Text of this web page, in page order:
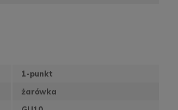
1-punkt
żarówka